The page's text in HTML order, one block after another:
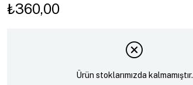
₺360,00
Ürün stoklarımızda kalmamıştır.